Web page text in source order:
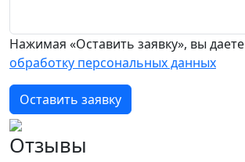
Нажимая «Оставить заявку», вы даете
обработку персональных данных
Оставить заявку
Отзывы